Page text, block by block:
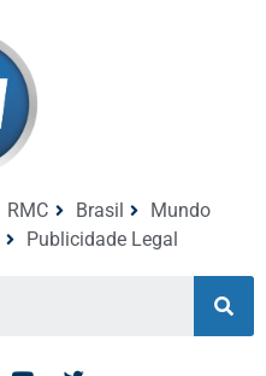
RMC Brasil
Mundo
Publicidade Legal